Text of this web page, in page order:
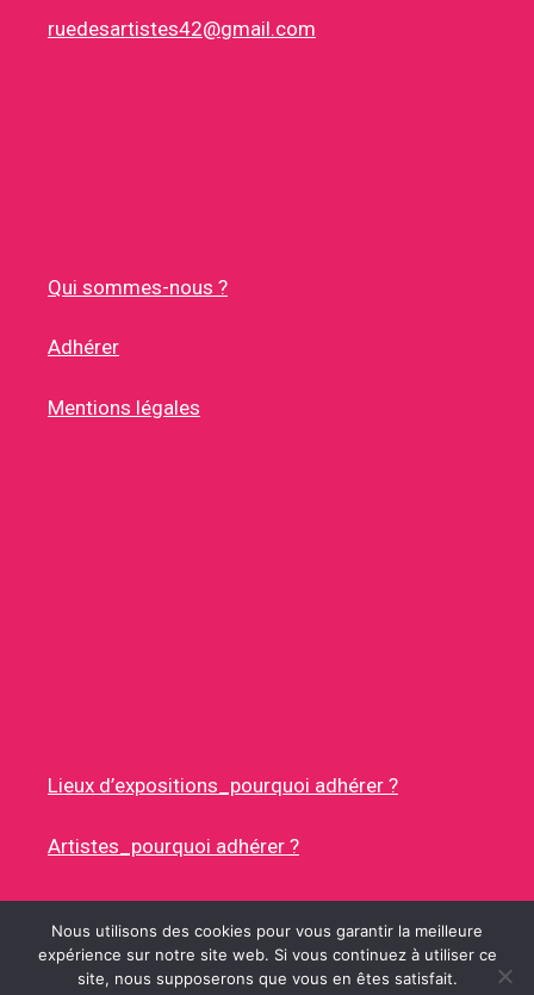
ruedesartistes42@gmail.com
Qui sommes-nous ?
Adhérer
Mentions légales
Lieux d’expositions_pourquoi adhérer ?
Artistes_pourquoi adhérer ?
© 2026 RUES DES ARTISTES• CONSTRUIT AVEC
Nous utilisons des cookies pour vous garantir la meilleure
expérience sur notre site web. Si vous continuez à utiliser ce
site, nous supposerons que vous en êtes satisfait.